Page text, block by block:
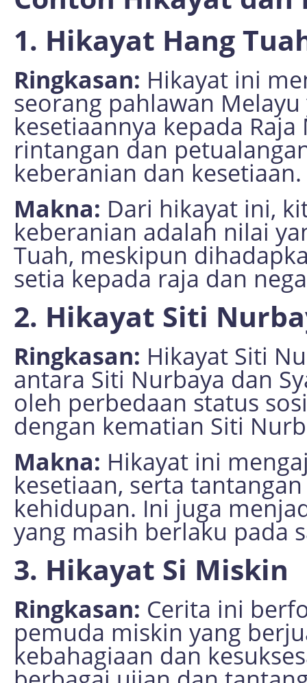
1. Hikayat Hang
Ringkasan: Hikayat ini
seorang pahlawan
kesetiaannya kepada
rintangan dan
keberanian dan kesetiaan.
Makna: Dari hikayat ini,
keberanian adalah nilai
Tuah, meskipun
setia kepada raja dan
2. Hikayat Siti
Ringkasan: Hikayat Siti
antara Siti Nurbaya dan
oleh perbedaan status
dengan kematian Siti
Makna: Hikayat ini
kesetiaan, serta
kehidupan. Ini juga
yang masih berlaku pada
3. Hikayat Si Miskin
Ringkasan: Cerita ini
pemuda miskin yang
kebahagiaan dan